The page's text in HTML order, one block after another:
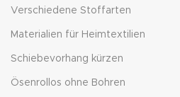
Verschiedene Stoffarten
Materialien für Heimtextilien
Schiebevorhang kürzen
Ösenrollos ohne Bohren